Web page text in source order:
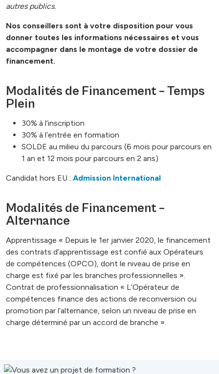
autres publics.
Nos conseillers sont à votre disposition pour vous
donner toutes les informations nécessaires et vous
accompagner dans le montage de votre dossier de
financement.
Modalités de Financement – Temps
Plein
30% à l’inscription
30% à l’entrée en formation
SOLDE au milieu du parcours (6 mois pour parcours en
1 an et 12 mois pour parcours en 2 ans)
Candidat hors EU : Admission International
Modalités de Financement –
Alternance
Apprentissage « Depuis le 1er janvier 2020, le financement
des contrats d’apprentissage est confié aux Opérateurs
de compétences (OPCO), dont le niveau de prise en
charge est fixé par les branches professionnelles ».
Contrat de professionnalisation « L’Opérateur de
compétences finance des actions de reconversion ou
promotion par l’alternance, selon un niveau de prise en
charge déterminé par un accord de branche ».